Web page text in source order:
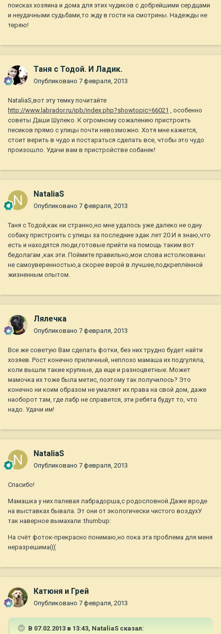
поисках хозяина и дома для этих чудиков с добрейшими сердцами
и неудачными судьбами,то жду в гости на смотрины. Надежды не
теряю!
Таня с Тодой. И Ладик.
Опубликовано 7 февраля, 2013
NataliaS,вот эту темку почитайте
http://www.labrador.ru/ipb/index.php?showtopic=66021 , особенно
советы Даши Шулеко. К огромному сожалению пристроить
песиков прямо с улицы почти невозможно. Хотя мне кажется,
стоит верить в чудо и постараться сделать все, чтобы это чудо
произошло. Удачи вам в пристройстве собанек!
NataliaS
Опубликовано 7 февраля, 2013
Таня с Тодой,как ни странно,но мне удалось уже далеко не одну
собаку пристроить с улицы за последние эдак лет 20.И я знаю,что
есть и находятся люди,готовые прийти на помощь таким вот
бедолагам ,как эти. Поймите правильно,мои слова истолкованы
не самоуверенностью,а скорее верой в лучшее,подкреплённой
жизненным опытом.
Лялечка
Опубликовано 7 февраля, 2013
Все же советую Вам сделать фотки, без них трудно будет найти
хозяев. Рост конечно приличный, неплохо мамаша их подгуляла,
коли вышли такие крупные, да еще и разноцветные. Может
мамочка их тоже была метис, поэтому так получилось? Это
конечно ни коим образом не умаляет их права на свой дом, даже
наоборот там, где лабр не справится, эти ребята будут то, что
надо. Удачи им!
NataliaS
Опубликовано 7 февраля, 2013
Спасибо!
Мамашка у них палевая лабрадорша,с родословной.Даже вроде
на выставках бывала. Эт они от экологически чистого воздухУ
так наверное вымахали :thumbup:
На счёт фоток-прекрасно понимаю,но пока эта проблема для меня
неразрешима(((
Катюня и Грей
Опубликовано 7 февраля, 2013
В 07.02.2013 в 13:43, NataliaS сказал: